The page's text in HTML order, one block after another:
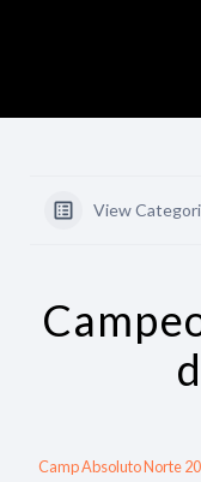
View
Camp Absoluto Norte